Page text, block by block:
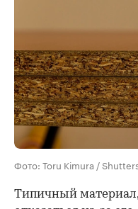
Фото: Toru Kimura /
Типичный материал,